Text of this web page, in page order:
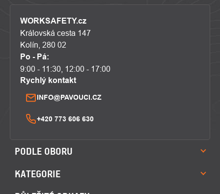
WORKSAFETY.cz
Královská cesta 147
Kolín, 280 02
Po - Pá:
9:00 - 11:30, 12:00 - 17:00
Rychlý kontakt
INFO@PAVOUCI.CZ
+420 773 606 630
PODLE OBORU
KATEGORIE